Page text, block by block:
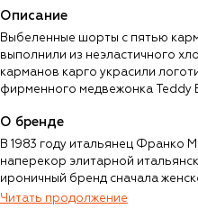
Описание
Выбеленные шорты с пятью
выполнили из неэластичного
карманов карго украсили
фирменного медвежонка Teddy
О бренде
В 1983 году итальянец Франко
наперекор элитарной
ироничный бренд сначала
одежды, каждая из коллекций
Читать продолжение